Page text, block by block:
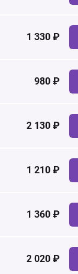
1 330 ₽
980 ₽
2 130 ₽
1 210 ₽
1 360 ₽
2 020 ₽